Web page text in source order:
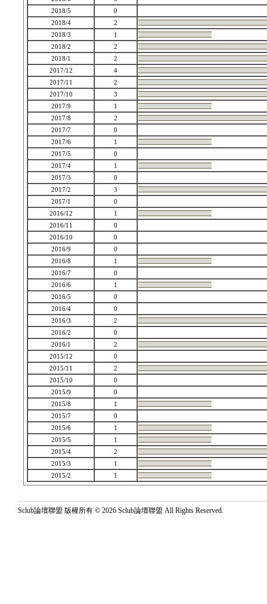
2018/5
0
2018/4
2
2018/3
1
2018/2
2
2018/1
2
2017/12
4
2017/11
2
2017/10
3
2017/9
1
2017/8
2
2017/7
0
2017/6
1
2017/5
0
2017/4
1
2017/3
0
2017/2
3
2017/1
0
2016/12
1
2016/11
0
2016/10
0
2016/9
0
2016/8
1
2016/7
0
2016/6
1
2016/5
0
2016/4
0
2016/3
2
2016/2
0
2016/1
2
2015/12
0
2015/11
2
2015/10
0
2015/9
0
2015/8
1
2015/7
0
2015/6
1
2015/5
1
2015/4
2
2015/3
1
2015/2
1
Sclub論壇聯盟 版權所有 © 2026 Sclub論壇聯盟 All Rights Reserved.